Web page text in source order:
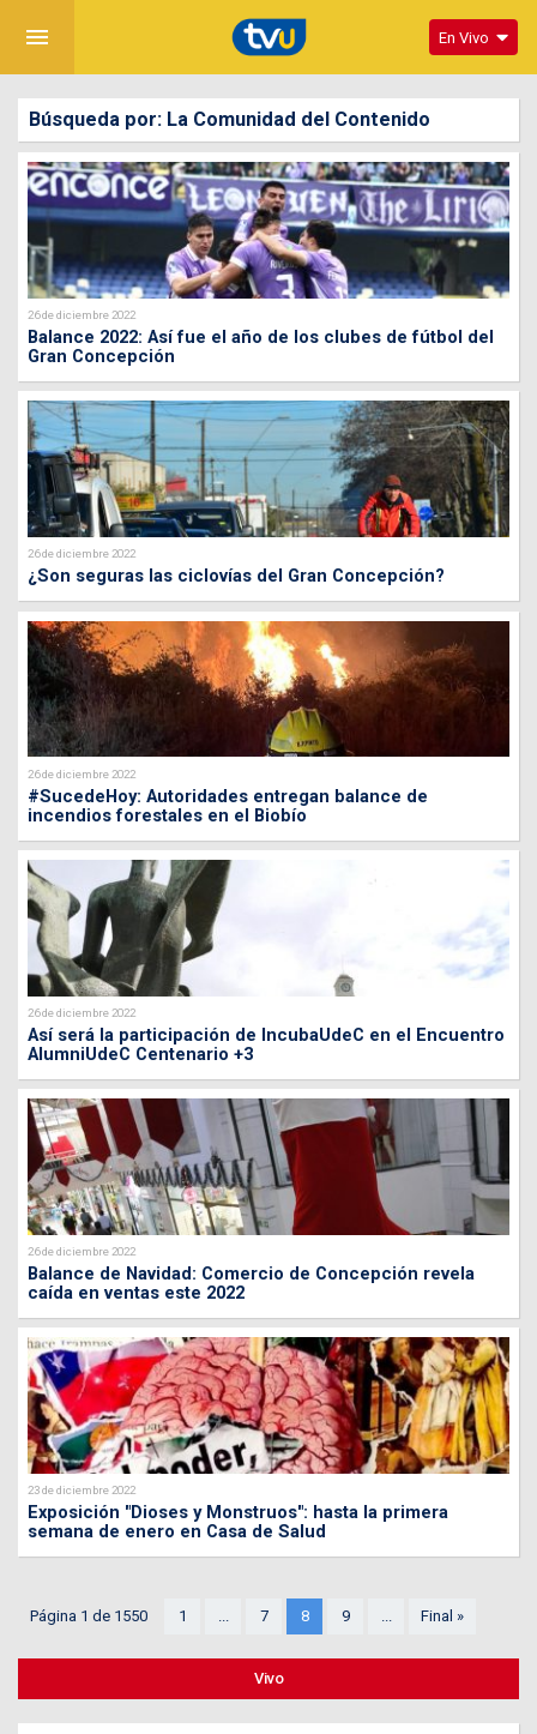
menu En Vivo
Búsqueda por: La Comunidad del Contenido
26 de diciembre 2022
Balance 2022: Así fue el año de los clubes de fútbol del
Gran Concepción
26 de diciembre 2022
¿Son seguras las ciclovías del Gran Concepción?
26 de diciembre 2022
#SucedeHoy: Autoridades entregan balance de
incendios forestales en el Biobío
26 de diciembre 2022
Así será la participación de IncubaUdeC en el Encuentro
AlumniUdeC Centenario +3
26 de diciembre 2022
Balance de Navidad: Comercio de Concepción revela
caída en ventas este 2022
23 de diciembre 2022
Exposición "Dioses y Monstruos": hasta la primera
semana de enero en Casa de Salud
Página 1 de 1550 1 ... 7 8 9 ... Final »
Vivo